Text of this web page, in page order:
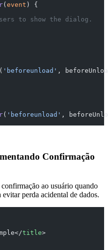
( event ) {
to show the dialog.
( 'beforeunload' ,
( 'beforeunload' ,
Confirmação
ao usuário quando
perda acidental de dados.
title>